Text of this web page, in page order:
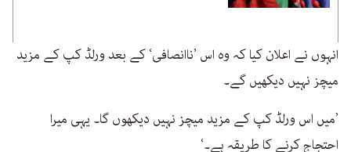
انہوں نے اعلان کیا کہ وہ اس ’ناانصافی‘ کے بعد ورلڈ کپ کے مزید
میچز نہیں دیکھیں گے۔
’میں اس ورلڈ کپ کے مزید میچز نہیں دیکھوں گا۔ یہی میرا
احتجاج کرنے کا طریقہ ہے۔‘